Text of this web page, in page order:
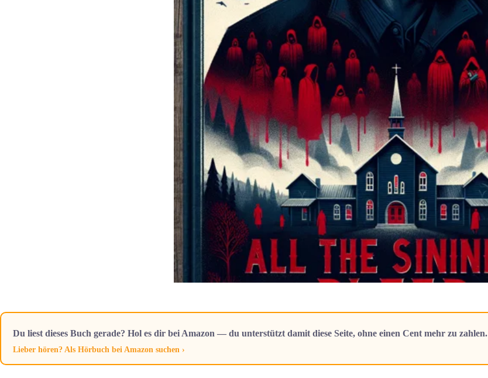
Du liest dieses Buch gerade? Hol es dir bei Amazon — du unterstützt damit diese Seite, ohne einen Cent mehr zu zahlen.
Lieber hören? Als Hörbuch bei Amazon suchen ›